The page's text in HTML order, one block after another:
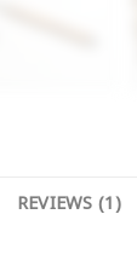
REVIEWS (1)